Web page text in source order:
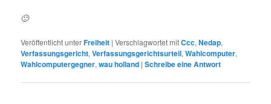
🙂
Veröffentlicht unterFreiheit |Verschlagwortet mitCcc,Nedap,
Verfassungsgericht,Verfassungsgerichtsurteil,Wahlcomputer,
Wahlcomputergegner,wau holland |Schreibe eine Antwort